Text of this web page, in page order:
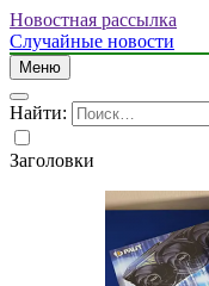
Новостная рассылка
Случайные новости
Меню
Найти:
Заголовки